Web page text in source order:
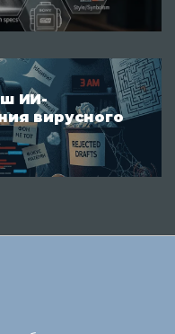
ИИ-
вирусного